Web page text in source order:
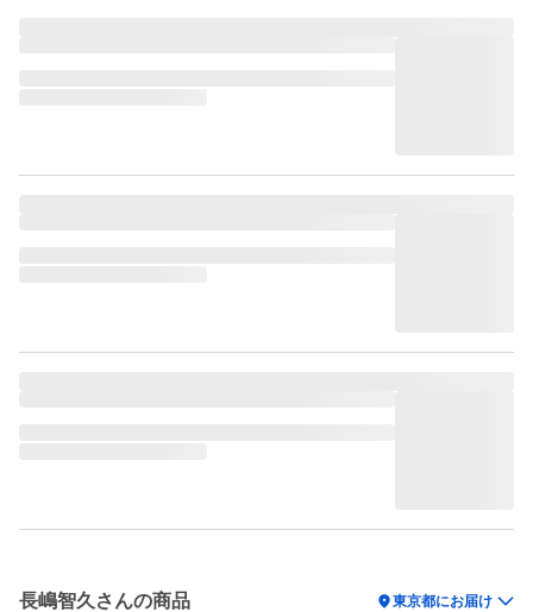
長嶋智久さんの商品 location_on東京都にお届け